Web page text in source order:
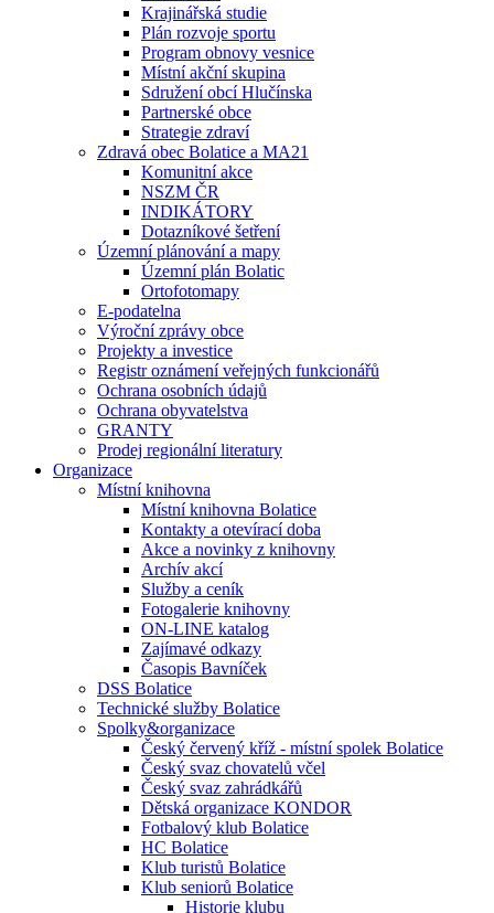
Krajinářská studie
Plán rozvoje sportu
Program obnovy vesnice
Místní akční skupina
Sdružení obcí Hlučínska
Partnerské obce
Strategie zdraví
Zdravá obec Bolatice a MA21
Komunitní akce
NSZM ČR
INDIKÁTORY
Dotazníkové šetření
Územní plánování a mapy
Územní plán Bolatic
Ortofotomapy
E-podatelna
Výroční zprávy obce
Projekty a investice
Registr oznámení veřejných funkcionářů
Ochrana osobních údajů
Ochrana obyvatelstva
GRANTY
Prodej regionální literatury
Organizace
Místní knihovna
Místní knihovna Bolatice
Kontakty a otevírací doba
Akce a novinky z knihovny
Archív akcí
Služby a ceník
Fotogalerie knihovny
ON-LINE katalog
Zajímavé odkazy
Časopis Bavníček
DSS Bolatice
Technické služby Bolatice
Spolky&organizace
Český červený kříž - místní spolek Bolatice
Český svaz chovatelů včel
Český svaz zahrádkářů
Dětská organizace KONDOR
Fotbalový klub Bolatice
HC Bolatice
Klub turistů Bolatice
Klub seniorů Bolatice
Historie klubu